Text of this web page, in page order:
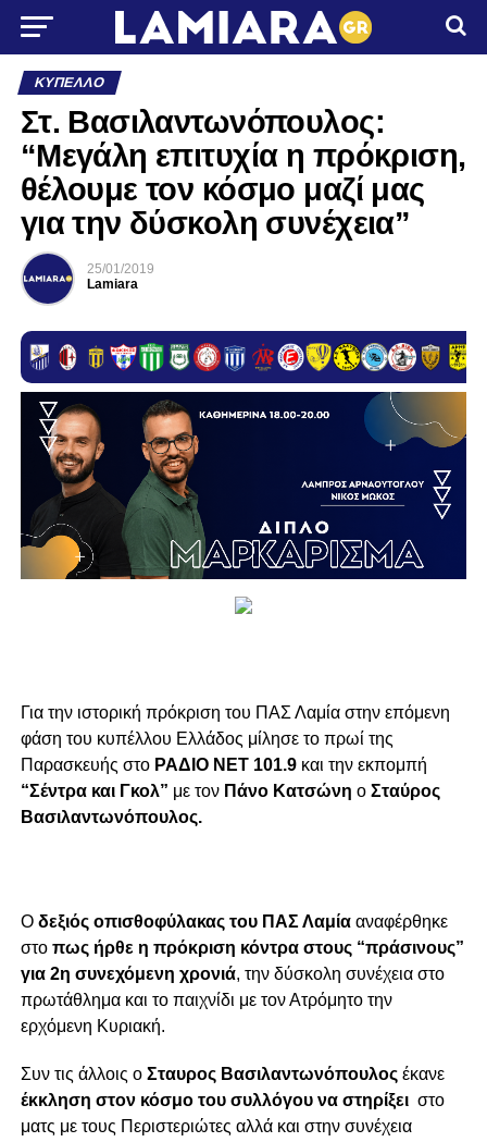
ΚΎΠΕΛΛΟ
Στ. Βασιλαντωνόπουλος:
“Μεγάλη επιτυχία η πρόκριση,
θέλουμε τον κόσμο μαζί μας
για την δύσκολη συνέχεια”
25/01/2019
Lamiara
Για την ιστορική πρόκριση του ΠΑΣ Λαμία στην επόμενη
φάση του κυπέλλου Ελλάδος μίλησε το πρωί της
Παρασκευής στο ΡΑΔΙΟ ΝΕΤ 101.9και την εκπομπή
“Σέντρα και Γκολ” με τον Πάνο Κατσώνη ο Σταύρος
Βασιλαντωνόπουλος.
Ο δεξιός οπισθοφύλακας του ΠΑΣ Λαμίααναφέρθηκε
στο πως ήρθε η πρόκριση κόντρα στους “πράσινους”
για 2η συνεχόμενη χρονιά, την δύσκολη συνέχεια στο
πρωτάθλημα και το παιχνίδι με τον Ατρόμητο την
ερχόμενη Κυριακή.
Συν τις άλλοις ο Σταυρoς Βασιλαντωνόπουλοςέκανε
έκκληση στον κόσμο του συλλόγου να στηρίξειστο
ματς με τους Περιστεριώτες αλλά και στην συνέχεια